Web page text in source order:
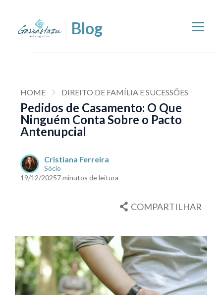
HOME DIREITO DE FAMÍLIA E SUCESSÕES
Pedidos de Casamento: O Que
Ninguém Conta Sobre o Pacto
Antenupcial
Cristiana Ferreira
Sócio
19/12/20257 minutos de leitura
COMPARTILHAR